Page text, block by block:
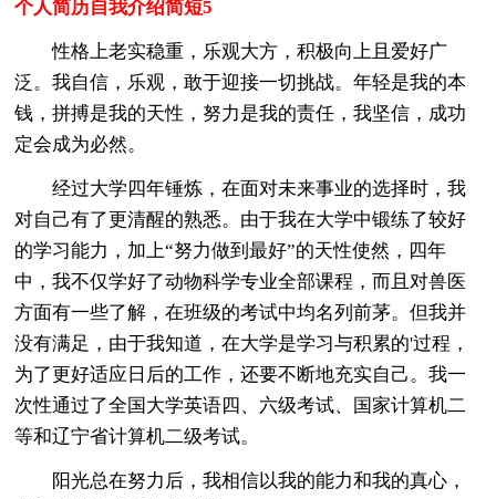
个人简历自我介绍简短5
性格上老实稳重，乐观大方，积极向上且爱好广
泛。我自信，乐观，敢于迎接一切挑战。年轻是我的本
钱，拼搏是我的天性，努力是我的责任，我坚信，成功
定会成为必然。
经过大学四年锤炼，在面对未来事业的选择时，我
对自己有了更清醒的熟悉。由于我在大学中锻练了较好
的学习能力，加上“努力做到最好”的天性使然，四年
中，我不仅学好了动物科学专业全部课程，而且对兽医
方面有一些了解，在班级的考试中均名列前茅。但我并
没有满足，由于我知道，在大学是学习与积累的'过程，
为了更好适应日后的工作，还要不断地充实自己。我一
次性通过了全国大学英语四、六级考试、国家计算机二
等和辽宁省计算机二级考试。
阳光总在努力后，我相信以我的能力和我的真心，